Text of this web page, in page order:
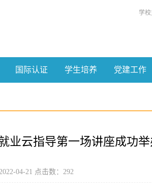
学校
国际认证 学生培养 党建工作
业云指导第一场讲座成功
04-21 点击数： 292